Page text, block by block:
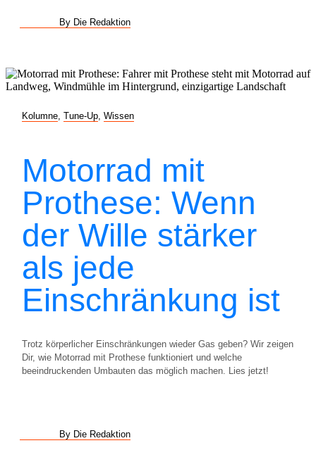
By Die Redaktion
Kolumne Tune-Up Wissen
Motorrad mit
Prothese: Wenn
der Wille stärker
als jede
Einschränkung ist
Trotz körperlicher Einschränkungen wieder Gas geben? Wir zeigen
Dir, wie Motorrad mit Prothese funktioniert und welche
beeindruckenden Umbauten das möglich machen. Lies jetzt!
By Die Redaktion